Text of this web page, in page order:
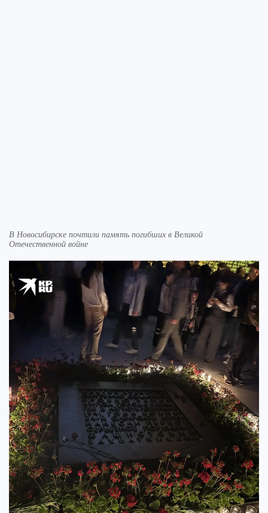
В Новосибирске почтили память погибших в Великой
Отечественной войне